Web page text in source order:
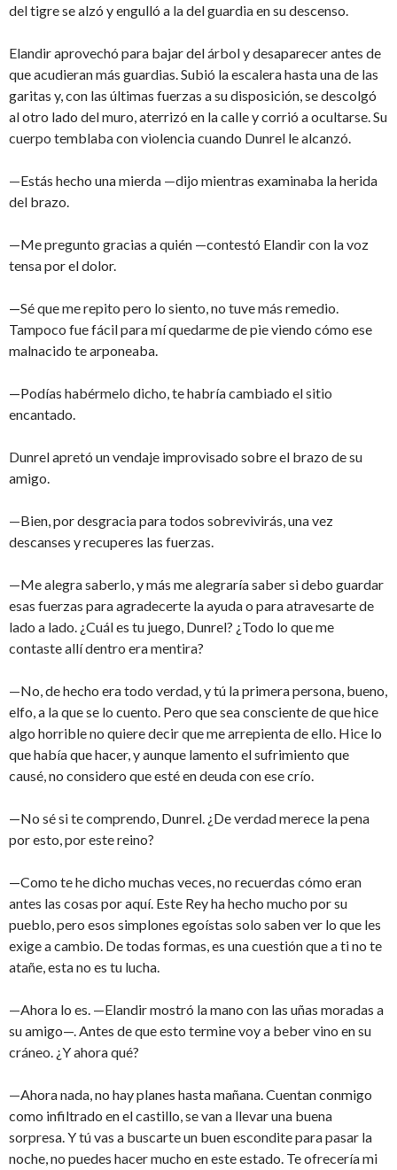
del tigre se alzó y engulló a la del guardia en su descenso.
Elandir aprovechó para bajar del árbol y desaparecer antes de
que acudieran más guardias. Subió la escalera hasta una de las
garitas y, con las últimas fuerzas a su disposición, se descolgó
al otro lado del muro, aterrizó en la calle y corrió a ocultarse. Su
cuerpo temblaba con violencia cuando Dunrel le alcanzó.
—Estás hecho una mierda —dijo mientras examinaba la herida
del brazo.
—Me pregunto gracias a quién —contestó Elandir con la voz
tensa por el dolor.
—Sé que me repito pero lo siento, no tuve más remedio.
Tampoco fue fácil para mí quedarme de pie viendo cómo ese
malnacido te arponeaba.
—Podías habérmelo dicho, te habría cambiado el sitio
encantado.
Dunrel apretó un vendaje improvisado sobre el brazo de su
amigo.
—Bien, por desgracia para todos sobrevivirás, una vez
descanses y recuperes las fuerzas.
—Me alegra saberlo, y más me alegraría saber si debo guardar
esas fuerzas para agradecerte la ayuda o para atravesarte de
lado a lado. ¿Cuál es tu juego, Dunrel? ¿Todo lo que me
contaste allí dentro era mentira?
—No, de hecho era todo verdad, y tú la primera persona, bueno,
elfo, a la que se lo cuento. Pero que sea consciente de que hice
algo horrible no quiere decir que me arrepienta de ello. Hice lo
que había que hacer, y aunque lamento el sufrimiento que
causé, no considero que esté en deuda con ese crío.
—No sé si te comprendo, Dunrel. ¿De verdad merece la pena
por esto, por este reino?
—Como te he dicho muchas veces, no recuerdas cómo eran
antes las cosas por aquí. Este Rey ha hecho mucho por su
pueblo, pero esos simplones egoístas solo saben ver lo que les
exige a cambio. De todas formas, es una cuestión que a ti no te
atañe, esta no es tu lucha.
—Ahora lo es. —Elandir mostró la mano con las uñas moradas a
su amigo—. Antes de que esto termine voy a beber vino en su
cráneo. ¿Y ahora qué?
—Ahora nada, no hay planes hasta mañana. Cuentan conmigo
como infiltrado en el castillo, se van a llevar una buena
sorpresa. Y tú vas a buscarte un buen escondite para pasar la
noche, no puedes hacer mucho en este estado. Te ofrecería mi